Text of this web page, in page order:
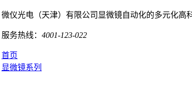
微仪光电（天津）有限公司 显微镜自动化的多元化高
服务热线： 4001-123-022
首页
显微镜系列